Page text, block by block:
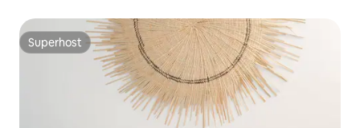
Superhost
Superhost